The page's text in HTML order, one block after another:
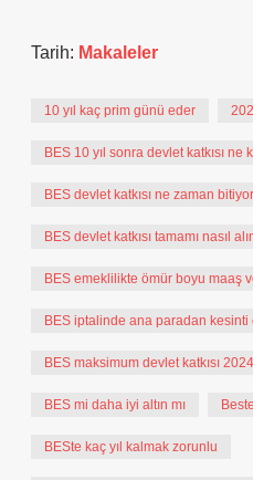
Tarih: Makaleler
10 yıl kaç prim günü eder
BES 10 yıl sonra devlet katkısı ne
BES devlet katkısı ne zaman bitiyor
BES devlet katkısı tamamı nasıl
BES emeklilikte ömür boyu maaş
BES iptalinde ana paradan kesinti
BES maksimum devlet katkısı
BES mi daha iyi altın mı
BESte kaç yıl kalmak zorunlu